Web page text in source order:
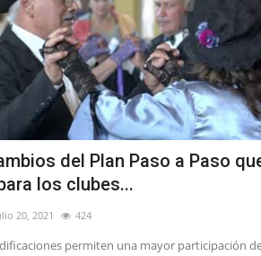
del Plan Paso a Paso
los clubes...
20, 2021 424
permiten una mayor participación